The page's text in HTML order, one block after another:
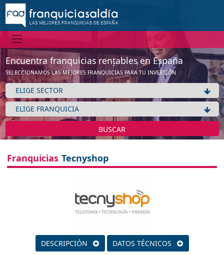
Encuentra franquicias rentables en España
SELECCIONAMOS LAS MEJORES FRANQUICIAS PARA TU INVERSIÓN
BUSCAR
Franquicias Tecnyshop
DESCRIPCIÓN
DATOS TÉCNICOS